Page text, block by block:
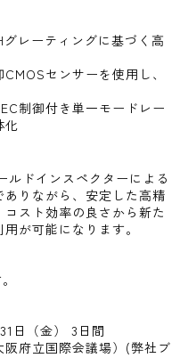
レーティングに基づく高
センサーを使用し、
制御付き単一モードレー
化
ルドインスペクターによる
りながら、安定した高精
スト効率の良さから新た
が可能になります。
日（金） 3日間
府立国際会議場）(弊社ブ